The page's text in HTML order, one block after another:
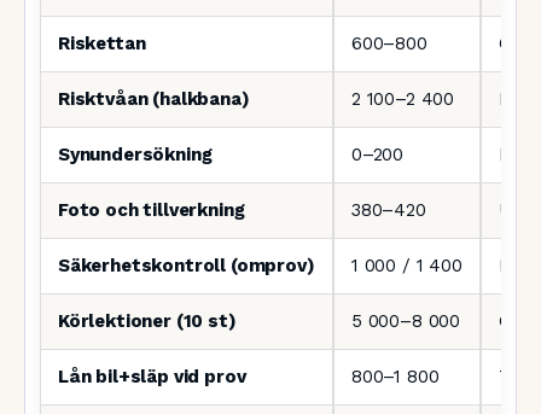
Riskettan 600–800
Risktvåan (halkbana) 2 100–2 400
Synundersökning 0–200 Hos
Foto och tillverkning 380–420
Säkerhetskontroll (omprov) 1 000 / 1 400
Körlektioner (10 st) 5 000–8 000
Lån bil+släp vid prov 800–1 800